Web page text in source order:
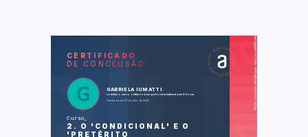
CERTIFICADO
DE CONCLUSÃO
GABRIELA IUMATTI
concluiu o curso online com carga horária estimada em 2 horas.
Finalizado em 27 de julho de 2024
Curso
2. O 'CONDICIONAL' E O
'PRETÉRITO
LAS
Un viaje a Las Vegas
Raúl y sus recuerdos del Real Madrid